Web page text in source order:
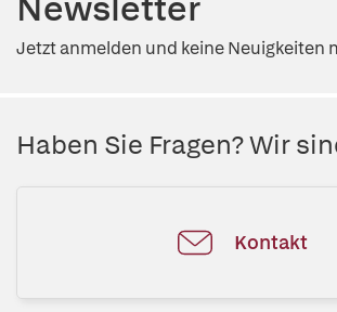
Jetzt anmelden und keine Neuigkeiten
Haben Sie Fragen? Wir
Kontakt